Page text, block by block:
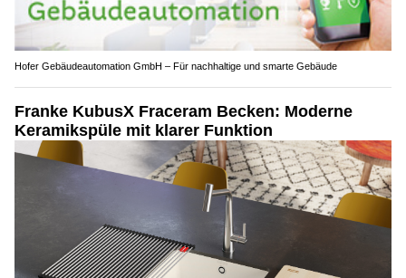
Hofer Gebäudeautomation GmbH – Für nachhaltige und smarte Gebäude
Franke KubusX Fraceram Becken: Moderne
Keramikspüle mit klarer Funktion